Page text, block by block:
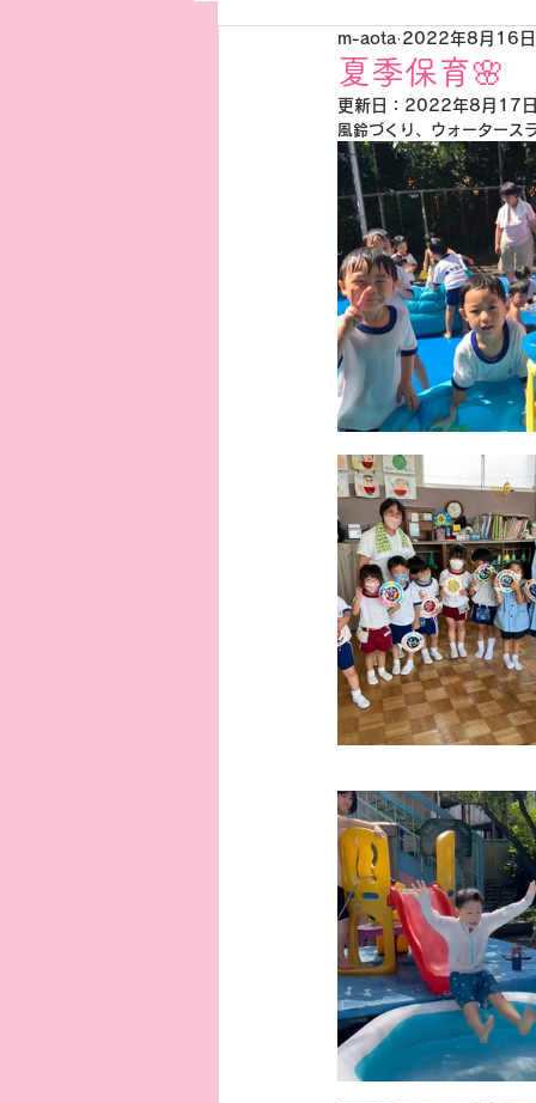
夏季保育🌸
m-aota 2022年8月16日
更新日： 2022年8月17
風鈴づくり、ウォータース